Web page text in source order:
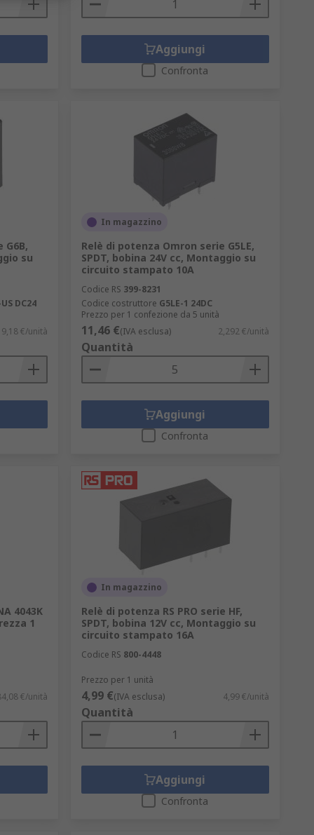
Aggiungi
Confronta
su
DC24
9,18 €/unità
In magazzino
Relè di potenza Omron serie G5LE,
SPDT, bobina 24V cc, Montaggio su
circuito stampato 10A
Codice RS 399-8231
Codice costruttore G5LE-1 24DC
Prezzo per 1 confezione da 5 unità
11,46 €(IVA esclusa) 2,292 €/unità
Quantità
Aggiungi
Confronta
4043K
1
€/unità
In magazzino
Relè di potenza RS PRO serie HF,
SPDT, bobina 12V cc, Montaggio su
circuito stampato 16A
Codice RS 800-4448
Prezzo per 1 unità
4,99 €(IVA esclusa) 4,99 €/unità
Quantità
Aggiungi
Confronta